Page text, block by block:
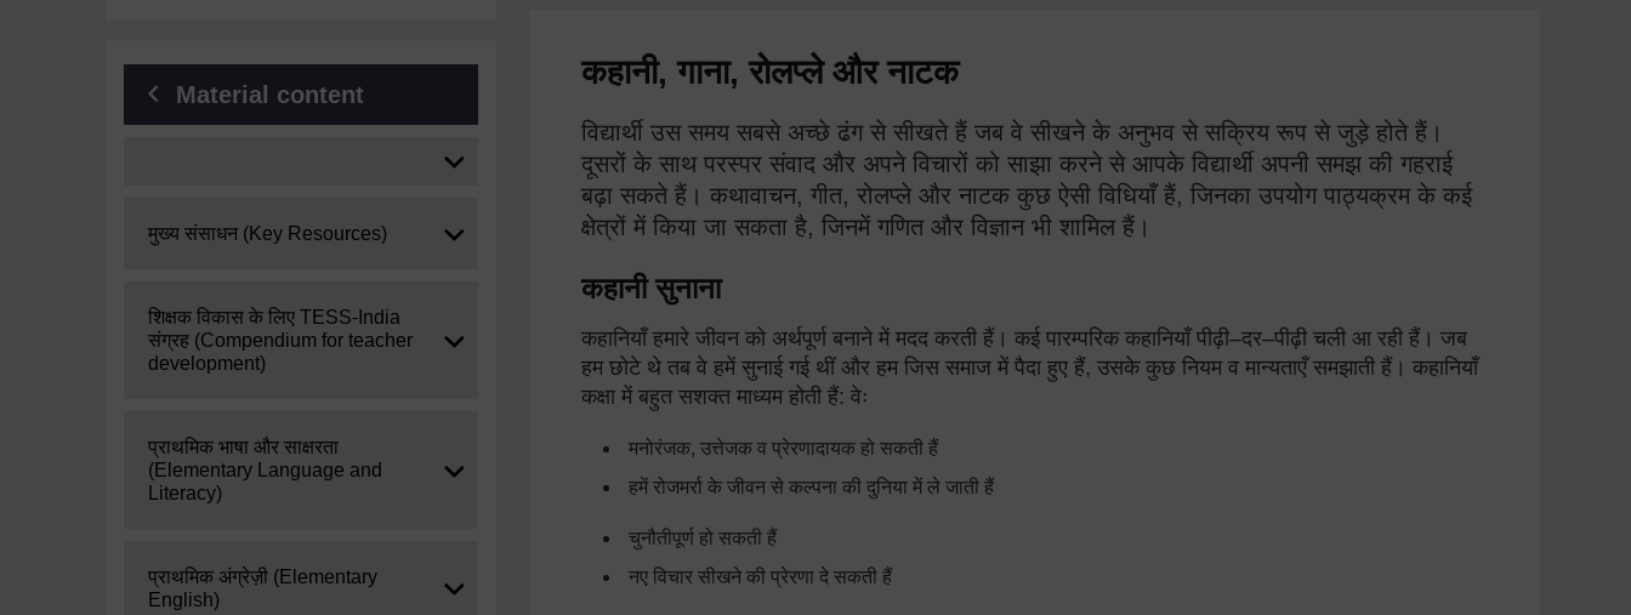
Material content
Expand
मुख्य संसाधन (Key Resources)
Expand
शिक्षक विकास के लिए TESS-India
संग्रह (Compendium for teacher
development)
Expand
प्राथमिक भाषा और साक्षरता
(Elementary Language and
Literacy)
Expand
प्राथमिक अंग्रेज़ी (Elementary
English)
कहानी, गाना, रोलप्ले और नाटक
विद्यार्थी उस समय सबसे अच्छे ढंग से सीखते हैं जब वे सीखने के अनुभव से सक्रिय रूप से जुड़े होते हैं।
दूसरों के साथ परस्पर संवाद और अपने विचारों को साझा करने से आपके विद्यार्थी अपनी समझ की गहराई
बढ़ा सकते हैं। कथावाचन, गीत, रोलप्ले और नाटक कुछ ऐसी विधियाँ हैं, जिनका उपयोग पाठ्यक्रम के कई
क्षेत्रों में किया जा सकता है, जिनमें गणित और विज्ञान भी शामिल हैं।
कहानी सुनाना
कहानियाँ हमारे जीवन को अर्थपूर्ण बनाने में मदद करती हैं। कई पारम्परिक कहानियाँ पीढ़ी–दर–पीढ़ी चली आ रही हैं। जब
हम छोटे थे तब वे हमें सुनाई गई थीं और हम जिस समाज में पैदा हुए हैं, उसके कुछ नियम व मान्यताएँ समझाती हैं। कहानियाँ
कक्षा में बहुत सशक्त माध्यम होती हैं: वेः
मनोरंजक, उत्तेजक व प्रेरणादायक हो सकती हैं
हमें रोजमर्रा के जीवन से कल्पना की दुनिया में ले जाती हैं
चुनौतीपूर्ण हो सकती हैं
नए विचार सीखने की प्रेरणा दे सकती हैं